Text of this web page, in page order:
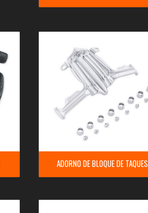
ADORNO DE BLOQUE DE TAQUES